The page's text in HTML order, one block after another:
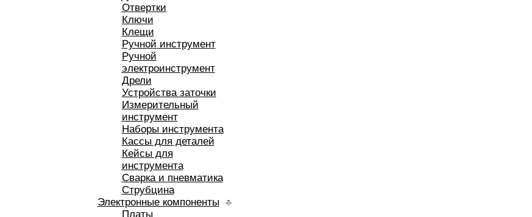
Отвертки
Ключи
Клещи
Ручной инструмент
Ручной
электроинструмент
Дрели
Устройства заточки
Измерительный
инструмент
Наборы инструмента
Кассы для деталей
Кейсы для
инструмента
Сварка и пневматика
Струбцина
Электронные компоненты
Платы